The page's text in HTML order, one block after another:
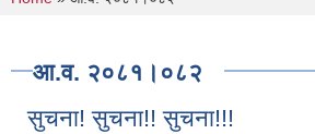
आ.व. २०८१।०८२
सुचना! सुचना!! सुचना!!!